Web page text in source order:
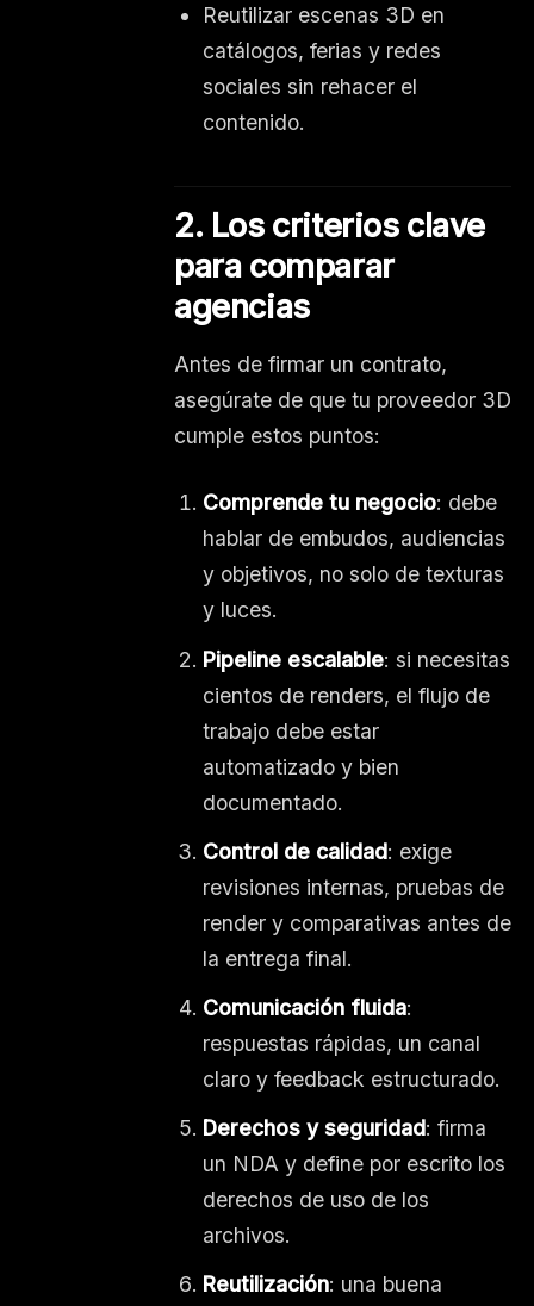
Reutilizar escenas 3D en
catálogos, ferias y redes
sociales sin rehacer el
contenido.
2. Los criterios clave
para comparar
agencias
Antes de firmar un contrato,
asegúrate de que tu proveedor 3D
cumple estos puntos:
Comprende tu negocio: debe
hablar de embudos, audiencias
y objetivos, no solo de texturas
y luces.
Pipeline escalable: si necesitas
cientos de renders, el flujo de
trabajo debe estar
automatizado y bien
documentado.
Control de calidad: exige
revisiones internas, pruebas de
render y comparativas antes de
la entrega final.
Comunicación fluida:
respuestas rápidas, un canal
claro y feedback estructurado.
Derechos y seguridad: firma
un NDA y define por escrito los
derechos de uso de los
archivos.
Reutilización: una buena